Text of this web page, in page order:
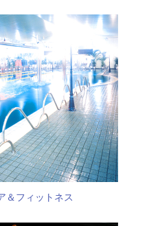
＆フィットネス